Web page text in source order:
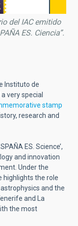
del IAC emitido
ES. Ciencia”.
Instituto de
very special
stamp
research and
ES. Science’,
and innovation
Under the
highlights the role
and the
and La
the most